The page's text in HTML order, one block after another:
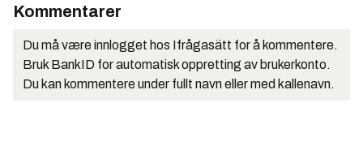
Kommentarer
Du må være innlogget hos Ifrågasätt for å kommentere.
Bruk BankID for automatisk oppretting av brukerkonto.
Du kan kommentere under fullt navn eller med kallenavn.